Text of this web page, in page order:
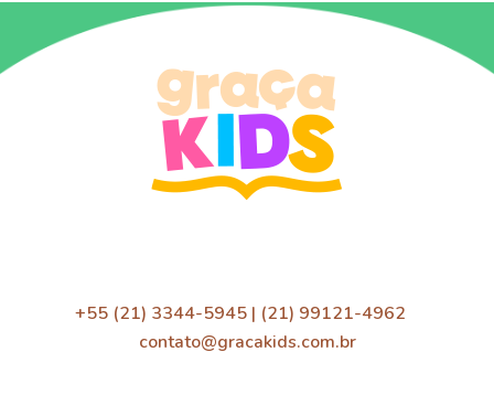
+55 (21) 3344-5945 | (21) 99121-4962
contato@gracakids.com.br